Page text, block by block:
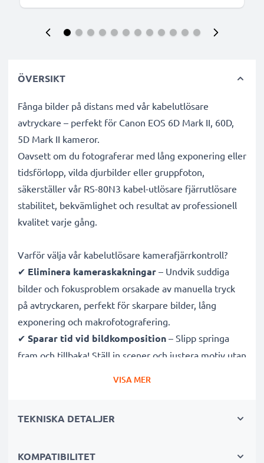
ÖVERSIKT
Fånga bilder på distans med vår kabelutlösare
avtryckare – perfekt för Canon EOS 6D Mark II, 60D,
5D Mark II kameror.
Oavsett om du fotograferar med lång exponering eller
tidsförlopp, vilda djurbilder eller gruppfoton,
säkerställer vår RS-80N3 kabel-utlösare fjärrutlösare
stabilitet, bekvämlighet och resultat av professionell
kvalitet varje gång.
Varför välja vår kabelutlösare kamerafjärrkontroll?
✔ Eliminera kameraskakningar – Undvik suddiga
bilder och fokusproblem orsakade av manuella tryck
på avtryckaren, perfekt för skarpare bilder, lång
exponering och makrofotografering.
✔ Sparar tid vid bildkomposition – Slipp springa
fram och tillbaka! Ställ in scener och justera motiv utan
och fånga skarpa bilder vid astrofotografering och
✔Var med på bilden själv
VISA MER
TEKNISKA DETALJER
KOMPATIBILITET